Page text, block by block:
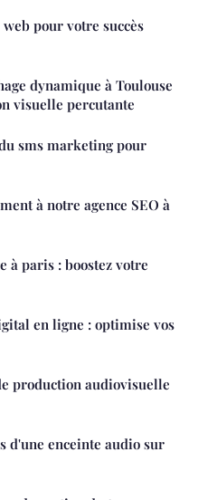
pour votre succès
dynamique à Toulouse
visuelle percutante
sms marketing pour
à notre agence SEO à
à paris : boostez votre
en ligne : optimise vos
production audiovisuelle
d'une enceinte audio sur